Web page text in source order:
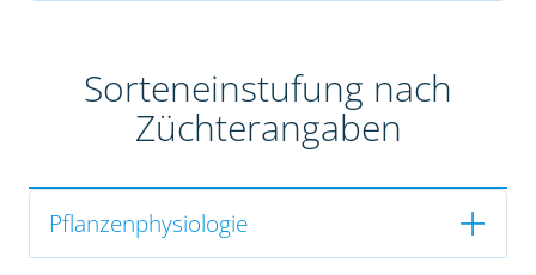
Sorteneinstufung nach
Züchterangaben
Pflanzenphysiologie